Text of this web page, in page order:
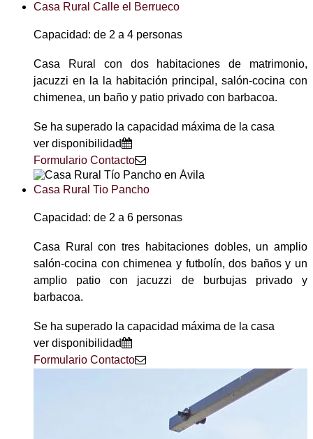
Casa Rural Calle el Berrueco
Capacidad: de 2 a 4 personas
Casa Rural con dos habitaciones de matrimonio,
jacuzzi en la la habitación principal, salón-cocina con
chimenea, un baño y patio privado con barbacoa.
Se ha superado la capacidad máxima de la casa
ver disponibilidad
Formulario Contacto
Casa Rural Tio Pancho
Capacidad: de 2 a 6 personas
Casa Rural con tres habitaciones dobles, un amplio
salón-cocina con chimenea y futbolín, dos baños y un
amplio patio con jacuzzi de burbujas privado y
barbacoa.
Se ha superado la capacidad máxima de la casa
ver disponibilidad
Formulario Contacto